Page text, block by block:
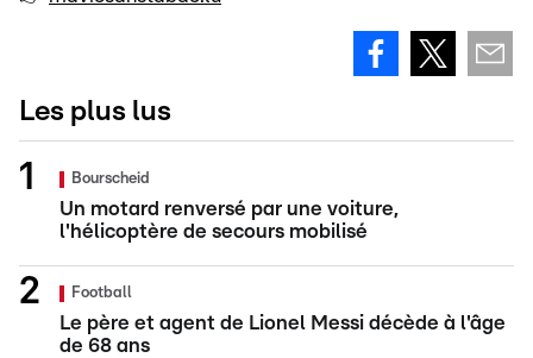
Les plus lus
Bourscheid
Un motard renversé par une voiture,
l'hélicoptère de secours mobilisé
Football
Le père et agent de Lionel Messi décède à l'âge
de 68 ans